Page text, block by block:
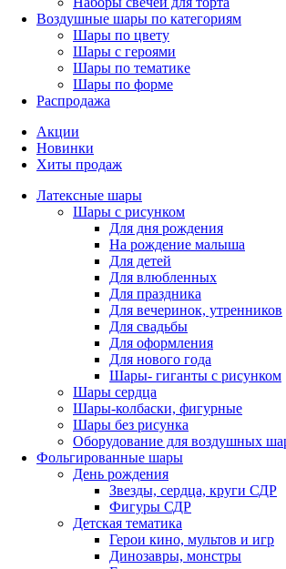
Воздушные шары по категориям
Шары по цвету
Шары с героями
Шары по тематике
Шары по форме
Распродажа
Акции
Новинки
Хиты продаж
Латексные шары
Шары с рисунком
Для дня рождения
На рождение малыша
Для детей
Для влюбленных
Для праздника
Для вечеринок, утренников
Для свадьбы
Для оформления
Для нового года
Шары- гиганты с рисунком
Шары сердца
Шары-колбаски, фигурные
Шары без рисунка
Оборудование для воздушных
Фольгированные шары
День рождения
Звезды, сердца, круги СДР
Фигуры СДР
Детская тематика
Герои кино, мультов и игр
Динозавры, монстры